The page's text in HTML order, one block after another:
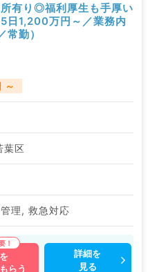
所有り◎福利厚生も手厚い
日1,200万円～／業務内
勤）
～
葉区
理, 救急対応
らう
詳細を
見る